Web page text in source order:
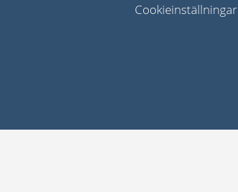
Cookieinställningar